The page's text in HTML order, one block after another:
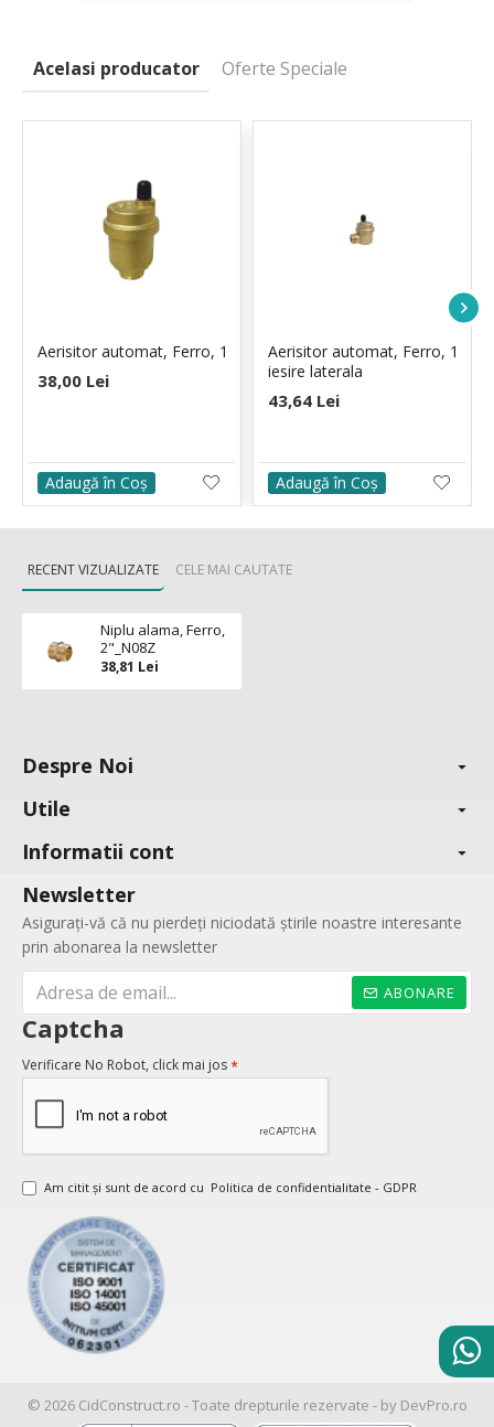
Acelasi producator Oferte Speciale
Aerisitor automat, Ferro, 1
38,00 Lei
Adaugă în Coş
Aerisitor automat, Ferro, 1
iesire laterala
43,64 Lei
Adaugă în Coş
RECENT VIZUALIZATE CELE MAI CAUTATE
Niplu alama, Ferro,
2"_N08Z
38,81 Lei
Despre Noi
Utile
Informatii cont
Newsletter
Asigurați-vă că nu pierdeți niciodată știrile noastre interesante
prin abonarea la newsletter
ABONARE
Captcha
Verificare No Robot, click mai jos
Am citit şi sunt de acord cu Politica de confidentialitate - GDPR
© 2026 CidConstruct.ro - Toate drepturile rezervate - by DevPro.ro